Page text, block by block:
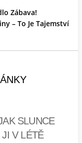
Zábava!
– To Je Tajemství
SLUNCE
V LÉTĚ